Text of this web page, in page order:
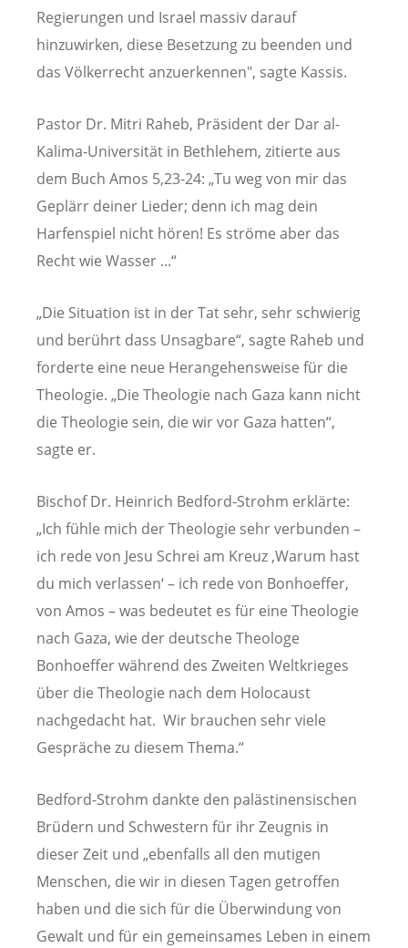
Regierungen und Israel massiv darauf
hinzuwirken, diese Besetzung zu beenden und
das Völkerrecht anzuerkennen", sagte Kassis.
Pastor Dr. Mitri Raheb, Präsident der Dar al-
Kalima-Universität in Bethlehem, zitierte aus
dem Buch Amos 5,23-24: „Tu weg von mir das
Geplärr deiner Lieder; denn ich mag dein
Harfenspiel nicht hören! Es ströme aber das
Recht wie Wasser ...“
„Die Situation ist in der Tat sehr, sehr schwierig
und berührt dass Unsagbare“, sagte Raheb und
forderte eine neue Herangehensweise für die
Theologie. „Die Theologie nach Gaza kann nicht
die Theologie sein, die wir vor Gaza hatten“,
sagte er.
Bischof Dr. Heinrich Bedford-Strohm erklärte:
„Ich fühle mich der Theologie sehr verbunden –
ich rede von Jesu Schrei am Kreuz ‚Warum hast
du mich verlassen‘ – ich rede von Bonhoeffer,
von Amos – was bedeutet es für eine Theologie
nach Gaza, wie der deutsche Theologe
Bonhoeffer während des Zweiten Weltkrieges
über die Theologie nach dem Holocaust
nachgedacht hat. Wir brauchen sehr viele
Gespräche zu diesem Thema.“
Bedford-Strohm dankte den palästinensischen
Brüdern und Schwestern für ihr Zeugnis in
dieser Zeit und „ebenfalls all den mutigen
Menschen, die wir in diesen Tagen getroffen
haben und die sich für die Überwindung von
Gewalt und für ein gemeinsames Leben in einem